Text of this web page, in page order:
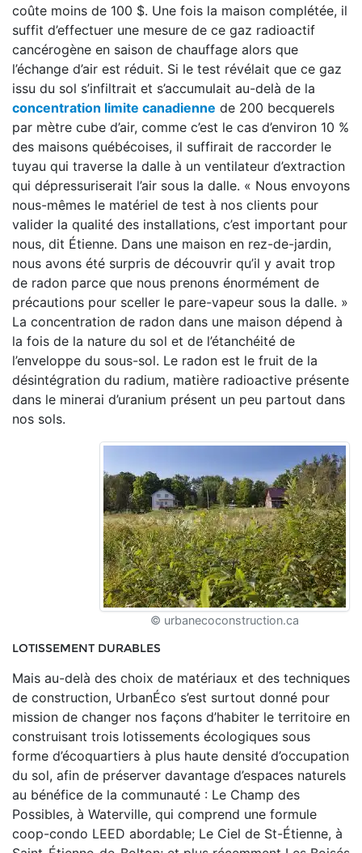
coûte moins de 100 $. Une fois la maison complétée, il
suffit d’effectuer une mesure de ce gaz radioactif
cancérogène en saison de chauffage alors que
l’échange d’air est réduit. Si le test révélait que ce gaz
issu du sol s’infiltrait et s’accumulait au-delà de la
concentration limite canadienne de 200 becquerels
par mètre cube d’air, comme c’est le cas d’environ 10 %
des maisons québécoises, il suffirait de raccorder le
tuyau qui traverse la dalle à un ventilateur d’extraction
qui dépressuriserait l’air sous la dalle. « Nous envoyons
nous-mêmes le matériel de test à nos clients pour
valider la qualité des installations, c’est important pour
nous, dit Étienne. Dans une maison en rez-de-jardin,
nous avons été surpris de découvrir qu’il y avait trop
de radon parce que nous prenons énormément de
précautions pour sceller le pare-vapeur sous la dalle. »
La concentration de radon dans une maison dépend à
la fois de la nature du sol et de l’étanchéité de
l’enveloppe du sous-sol. Le radon est le fruit de la
désintégration du radium, matière radioactive présente
dans le minerai d’uranium présent un peu partout dans
nos sols.
© urbanecoconstruction.ca
LOTISSEMENT DURABLES
Mais au-delà des choix de matériaux et des techniques
de construction, UrbanÉco s’est surtout donné pour
mission de changer nos façons d’habiter le territoire en
construisant trois lotissements écologiques sous
forme d’écoquartiers à plus haute densité d’occupation
du sol, afin de préserver davantage d’espaces naturels
au bénéfice de la communauté : Le Champ des
Possibles, à Waterville, qui comprend une formule
coop-condo LEED abordable; Le Ciel de St-Étienne, à